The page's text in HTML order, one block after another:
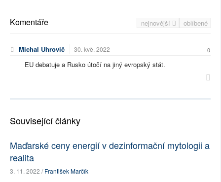
nejnovější oblíbené
Komentáře
Michal Uhrovič 30. kvě. 2022 0
EU debatuje a Rusko útočí na jiný evropský stát.
Související články
Maďarské ceny energií v dezinformační mytologii a
realita
3. 11. 2022 /František Marčík